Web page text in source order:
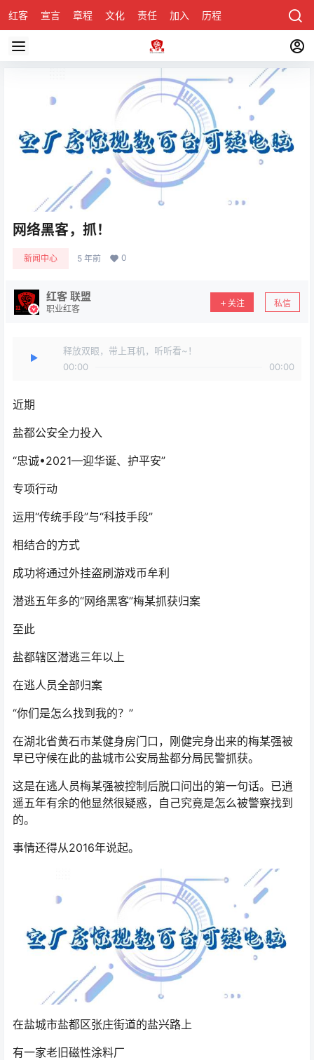
红客 宣言 章程 文化 责任 加入 历程 关于
网络黑客，抓！
新闻中心 5 年前 0
红客 联盟
职业红客
关注 私信
释放双眼，带上耳机，听听看~！
00:00
00:00
近期
盐都公安全力投入
“忠诚•2021—迎华诞、护平安”
专项行动
运用“传统手段”与“科技手段”
相结合的方式
成功将通过外挂盗刷游戏币牟利
潜逃五年多的“网络黑客”梅某抓获归案
至此
盐都辖区潜逃三年以上
在逃人员全部归案
“你们是怎么找到我的？”
在湖北省黄石市某健身房门口，刚健完身出来的梅某强被
早已守候在此的盐城市公安局盐都分局民警抓获。
这是在逃人员梅某强被控制后脱口问出的第一句话。已逍
遥五年有余的他显然很疑惑，自己究竟是怎么被警察找到
的。
事情还得从2016年说起。
在盐城市盐都区张庄街道的盐兴路上
有一家老旧磁性涂料厂